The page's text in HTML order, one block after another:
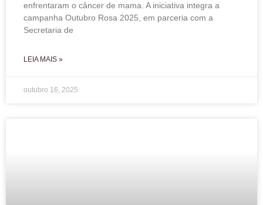
enfrentaram o câncer de mama. A iniciativa integra a
campanha Outubro Rosa 2025, em parceria com a
Secretaria de
LEIA MAIS »
outubro 16, 2025